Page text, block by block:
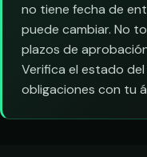
no tiene fecha de
puede cambiar. No
plazos de
Verifica el estado
obligaciones con tu